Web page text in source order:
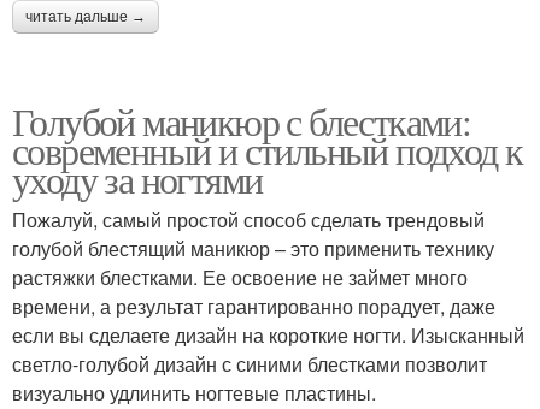
читать дальше →
Голубой маникюр с блестками:
современный и стильный подход к
уходу за ногтями
Пожалуй, самый простой способ сделать трендовый
голубой блестящий маникюр – это применить технику
растяжки блестками. Ее освоение не займет много
времени, а результат гарантированно порадует, даже
если вы сделаете дизайн на короткие ногти. Изысканный
светло-голубой дизайн с синими блестками позволит
визуально удлинить ногтевые пластины.